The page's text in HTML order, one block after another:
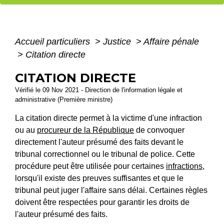
Accueil particuliers > Justice > Affaire pénale
> Citation directe
CITATION DIRECTE
Vérifié le 09 Nov 2021 - Direction de l'information légale et
administrative (Première ministre)
La citation directe permet à la victime d'une infraction
ou au procureur de la République de convoquer
directement l'auteur présumé des faits devant le
tribunal correctionnel ou le tribunal de police. Cette
procédure peut être utilisée pour certaines infractions,
lorsqu'il existe des preuves suffisantes et que le
tribunal peut juger l'affaire sans délai. Certaines règles
doivent être respectées pour garantir les droits de
l'auteur présumé des faits.